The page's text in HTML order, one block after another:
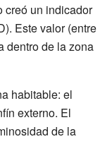
creó un indicador
Este valor (entre
dentro de la zona
habitable: el
externo. El
de la